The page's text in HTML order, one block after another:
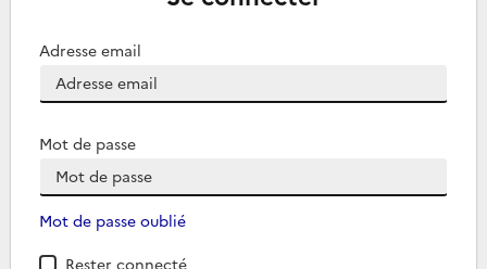
Adresse email
Mot de passe
Mot de passe oublié
Rester connecté